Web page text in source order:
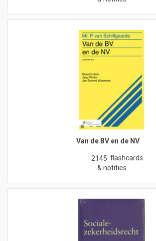
Van de BV en de NV
2145 flashcards
& notities